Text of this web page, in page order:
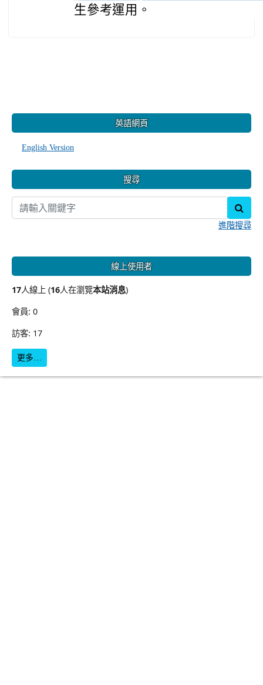
生參考運用。
英語網頁
English Version
搜尋
進階搜尋
線上使用者
17人線上 (16人在瀏覽本站消息)
會員: 0
訪客: 17
更多…